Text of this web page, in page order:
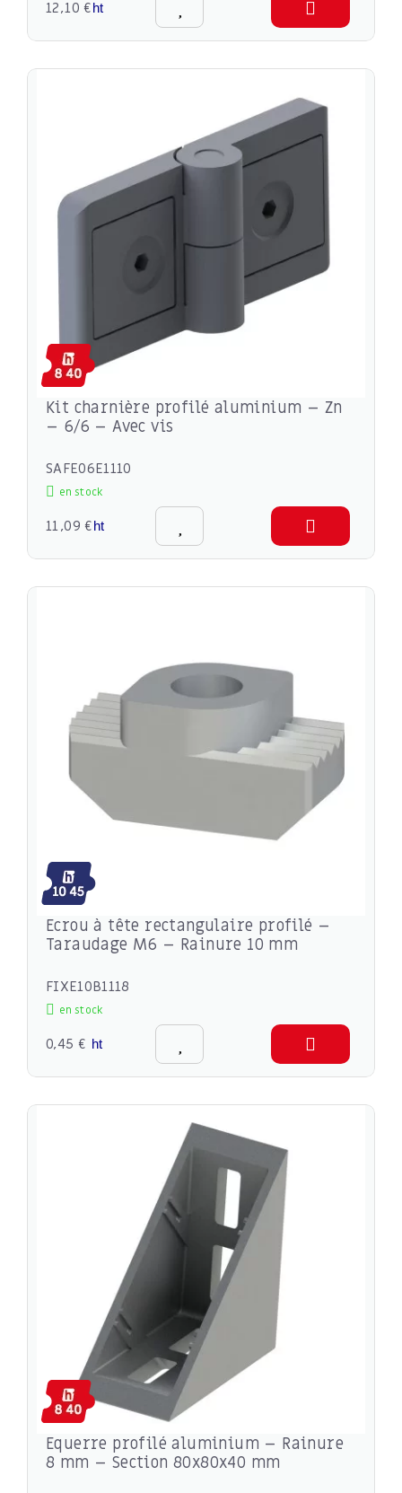
12,10 €ht
Kit charnière profilé aluminium – Zn
– 6/6 – Avec vis
SAFE06E1110
en stock
11,09 €ht
Ecrou à tête rectangulaire profilé –
Taraudage M6 – Rainure 10 mm
FIXE10B1118
en stock
0,45 € ht
Equerre profilé aluminium – Rainure
8 mm – Section 80x80x40 mm